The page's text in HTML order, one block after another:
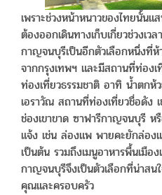
เพราะช่วงหน้าหนาวของไทยนั้น
ต้องออกเดินทางเก็บเกี่ยวช่วงเ
กาญจนบุรีเป็นอีกตัวเลือกหนึ่งที่ห้
จากกรุงเทพฯ และมีสถานที่ท่อง
ท่องเที่ยวธรรมชาติ อาทิ น้ำตกห้
เอราวัณ สถานที่ท่องเที่ยวชื่อดัง
ช่องเขาขาด ซาฟารีกาญจนบุรี ห
แจ้ง เช่น ล่องแพ พายคะยักล่อง
เป็นต้น รวมถึงเมนูอาหารพื้นเมือ
กาญจนบุรีจึงเป็นตัวเลือกที่น่าส
คุณและครอบครัว